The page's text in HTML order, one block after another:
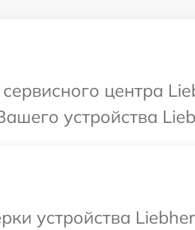
центра
устройства
устройства